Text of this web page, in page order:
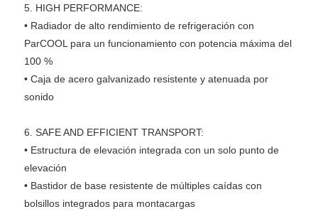
5. HIGH PERFORMANCE:
• Radiador de alto rendimiento de refrigeración con
ParCOOL para un funcionamiento con potencia máxima del
100 %
• Caja de acero galvanizado resistente y atenuada por
sonido
6. SAFE AND EFFICIENT TRANSPORT:
• Estructura de elevación integrada con un solo punto de
elevación
• Bastidor de base resistente de múltiples caídas con
bolsillos integrados para montacargas